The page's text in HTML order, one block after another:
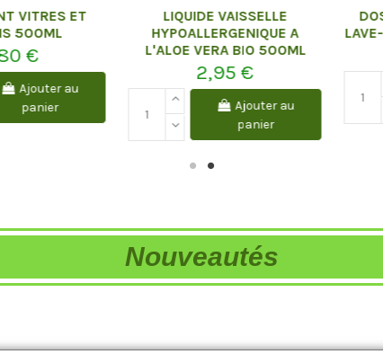
ET
€
Ajouter au
panier
LIQUIDE VAISSELLE
HYPOALLERGENIQUE A
L'ALOE VERA BIO 500ML
2,95 €
Ajouter au
panier
LAVE-
Nouveautés